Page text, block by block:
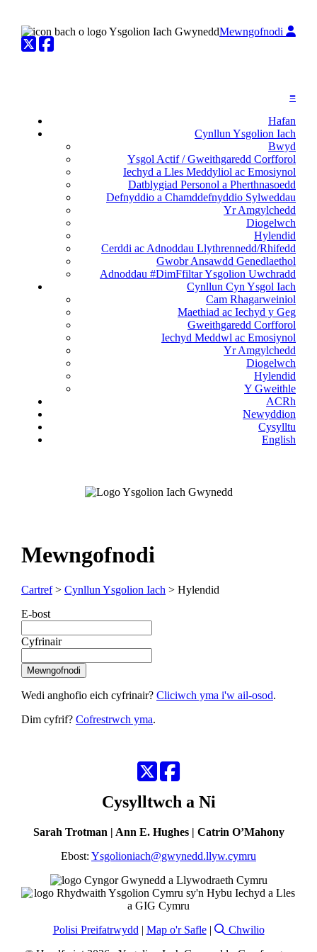
Mewngofnodi
Twitter
≡
Hafan
Cynllun Ysgolion Iach
Bwyd
Ysgol Actif / Gweithgaredd Corfforol
Iechyd a Lles Meddyliol ac Emosiynol
Datblygiad Personol a Pherthnasoedd
Defnyddio a Chamddefnyddio Sylweddau
Yr Amgylchedd
Diogelwch
Hylendid
Cerddi ac Adnoddau Llythrennedd/Rhifedd
Gwobr Ansawdd Genedlaethol
Adnoddau #DimFfiltar Ysgolion Uwchradd
Cynllun Cyn Ysgol Iach
Cam Rhagarweiniol
Maethiad ac Iechyd y Geg
Gweithgaredd Corfforol
Iechyd Meddwl ac Emosiynol
Yr Amgylchedd
Diogelwch
Hylendid
Y Gweithle
ACRh
Newyddion
Cysylltu
English
Mewngofnodi
Cartref> Cynllun Ysgolion Iach > Hylendid
E-bost
Cyfrinair
Wedi anghofio eich cyfrinair? Cliciwch yma i'w ail-osod.
Dim cyfrif? Cofrestrwch yma.
Twitter
Cysylltwch a Ni
Sarah Trotman | Ann E. Hughes | Catrin O’Mahony
Ebost: Ysgolioniach@gwynedd.llyw.cymru
Polisi Preifatrwydd | Map o'r Safle|
Chwilio